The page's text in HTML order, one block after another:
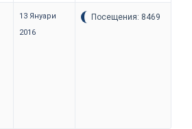
13 Януари
2016
Посещения: 8469